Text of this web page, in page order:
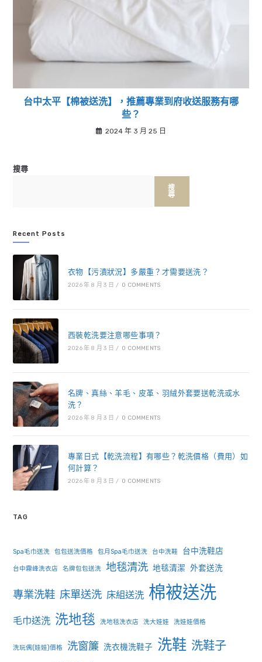
台中太平【棉被送洗】，推薦專業到府收送服務有哪
些？
2024 年 3 月 25 日
搜尋
搜
尋
Recent Posts
衣物【污漬狀況】多嚴重？才需要送洗？
2026 年 8 月 3 日 / 0 COMMENTS
西裝乾洗要注意哪些事項？
2026 年 8 月 3 日 / 0 COMMENTS
名牌、真絲、羊毛、皮革、羽絨外套要送乾洗或水
洗？
2026 年 8 月 3 日 / 0 COMMENTS
專業日式【乾洗流程】有哪些？乾洗價格（費用）如
何計算？
2026 年 8 月 3 日 / 0 COMMENTS
TAG
Spa毛巾送洗 包包送洗價格 包月Spa毛巾送洗 台中洗鞋 台中洗鞋店
台中霧峰洗衣店 名牌包包送洗 地毯清洗 地毯清潔 外套送洗
專業洗鞋 床單送洗 床組送洗 棉被送洗
毛巾送洗 洗地毯 洗地毯洗衣店 洗大娃娃 洗娃娃價格
洗玩偶(娃娃)價格 洗窗簾 洗衣機洗鞋子 洗鞋 洗鞋子